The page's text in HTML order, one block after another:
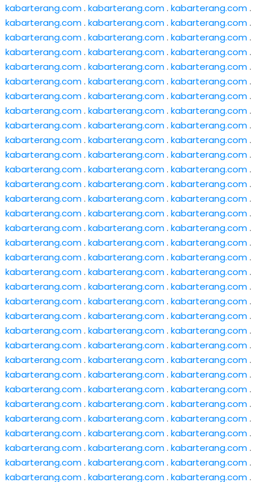
kabarterang.com. kabarterang.com. kabarterang.com.
kabarterang.com. kabarterang.com. kabarterang.com.
kabarterang.com. kabarterang.com. kabarterang.com.
kabarterang.com. kabarterang.com. kabarterang.com.
kabarterang.com. kabarterang.com. kabarterang.com.
kabarterang.com. kabarterang.com. kabarterang.com.
kabarterang.com. kabarterang.com. kabarterang.com.
kabarterang.com. kabarterang.com. kabarterang.com.
kabarterang.com. kabarterang.com. kabarterang.com.
kabarterang.com. kabarterang.com. kabarterang.com.
kabarterang.com. kabarterang.com. kabarterang.com.
kabarterang.com. kabarterang.com. kabarterang.com.
kabarterang.com. kabarterang.com. kabarterang.com.
kabarterang.com. kabarterang.com. kabarterang.com.
kabarterang.com. kabarterang.com. kabarterang.com.
kabarterang.com. kabarterang.com. kabarterang.com.
kabarterang.com. kabarterang.com. kabarterang.com.
kabarterang.com. kabarterang.com. kabarterang.com.
kabarterang.com. kabarterang.com. kabarterang.com.
kabarterang.com. kabarterang.com. kabarterang.com.
kabarterang.com. kabarterang.com. kabarterang.com.
kabarterang.com. kabarterang.com. kabarterang.com.
kabarterang.com. kabarterang.com. kabarterang.com.
kabarterang.com. kabarterang.com. kabarterang.com.
kabarterang.com. kabarterang.com. kabarterang.com.
kabarterang.com. kabarterang.com. kabarterang.com.
kabarterang.com. kabarterang.com. kabarterang.com.
kabarterang.com. kabarterang.com. kabarterang.com.
kabarterang.com. kabarterang.com. kabarterang.com.
kabarterang.com. kabarterang.com. kabarterang.com.
kabarterang.com. kabarterang.com. kabarterang.com.
kabarterang.com. kabarterang.com. kabarterang.com.
kabarterang.com. kabarterang.com. kabarterang.com.